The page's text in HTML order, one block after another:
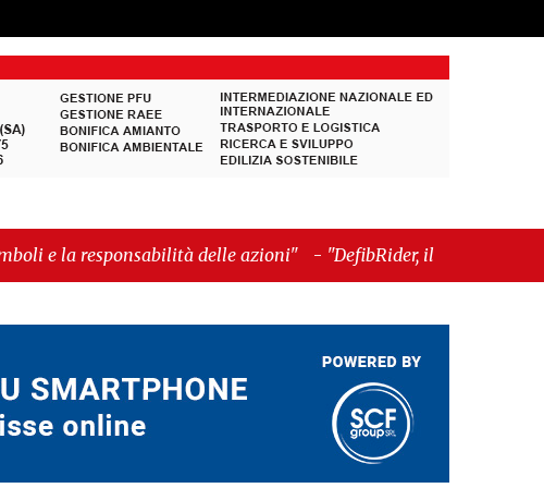
delle azioni" -"DefibRider, il motociclista che
che porta la cardioprotezione tra la gente"